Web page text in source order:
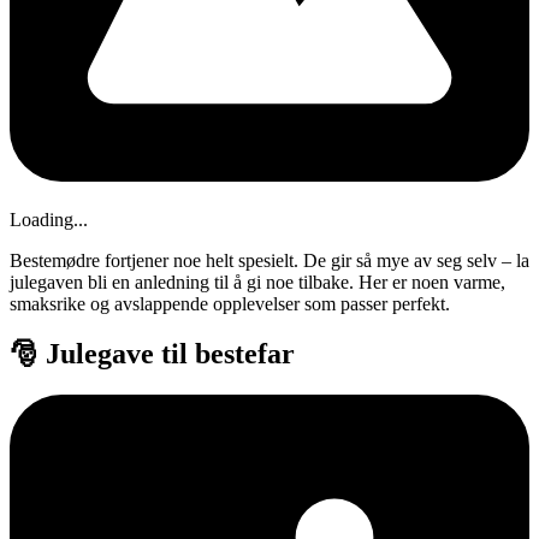
Loading...
Bestemødre fortjener noe helt spesielt. De gir så mye av seg selv – la
julegaven bli en anledning til å gi noe tilbake. Her er noen varme,
smaksrike og avslappende opplevelser som passer perfekt.
🎅 Julegave til bestefar